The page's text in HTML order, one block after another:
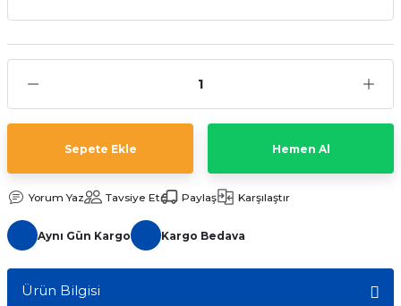
Pili
Sepete Ekle Hemen Al
Yorum Yaz Tavsiye Et Paylaş Karşılaştır
Aynı Gün Kargo Kargo Bedava
Ürün Bilgisi